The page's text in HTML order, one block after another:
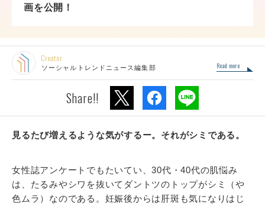
画を公開！
Creator
ソーシャルトレンドニュース編集部 Read more
Share!!
見るたび増えるような気がするー。それがシミである。
女性誌アンケートでもたいてい、30代・40代の肌悩み
は、たるみやシワを抜いてダントツのトップがシミ（や
色ムラ）なのである。妊娠後からは肝斑も気になりはじ